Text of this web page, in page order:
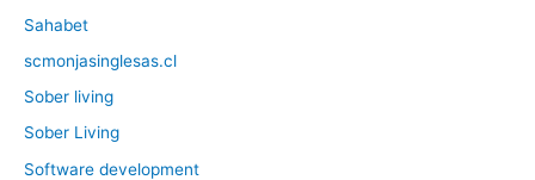
Sahabet
scmonjasinglesas.cl
Sober living
Sober Living
Software development